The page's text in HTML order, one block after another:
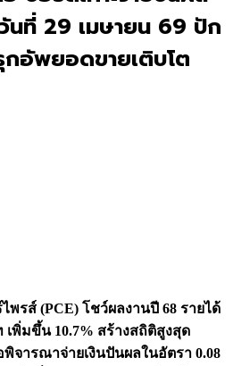
ที่ 29 เมษายน 69 ปัก
อัพยอดขายเติบโต
พรส์ (PCE) โชว์ผลงานปี 68 รายได้
เพิ่มขึ้น 10.7% สร้างสถิติสูงสุด
จารณาจ่ายเงินปันผลในอัตรา 0.08